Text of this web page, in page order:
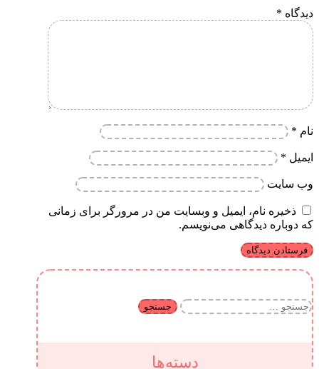
دیدگاه *
نام *
ایمیل *
وب‌ سایت
ذخیره نام، ایمیل و وبسایت من در مرورگر برای زمانی
که دوباره دیدگاهی می‌نویسم.
جستجو
برای:
دسته‌ها